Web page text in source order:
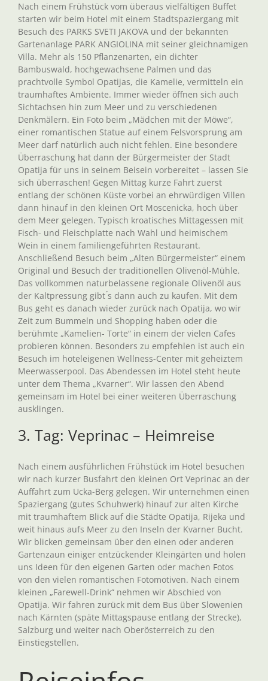
Nach einem Frühstück vom überaus vielfältigen Buffet
starten wir beim Hotel mit einem Stadtspaziergang mit
Besuch des PARKS SVETI JAKOVA und der bekannten
Gartenanlage PARK ANGIOLINA mit seiner gleichnamigen
Villa. Mehr als 150 Pflanzenarten, ein dichter
Bambuswald, hochgewachsene Palmen und das
prachtvolle Symbol Opatijas, die Kamelie, vermitteln ein
traumhaftes Ambiente. Immer wieder öffnen sich auch
Sichtachsen hin zum Meer und zu verschiedenen
Denkmälern. Ein Foto beim „Mädchen mit der Möwe“,
einer romantischen Statue auf einem Felsvorsprung am
Meer darf natürlich auch nicht fehlen. Eine besondere
Überraschung hat dann der Bürgermeister der Stadt
Opatija für uns in seinem Beisein vorbereitet – lassen Sie
sich überraschen! Gegen Mittag kurze Fahrt zuerst
entlang der schönen Küste vorbei an ehrwürdigen Villen
dann hinauf in den kleinen Ort Moscenicka, hoch über
dem Meer gelegen. Typisch kroatisches Mittagessen mit
Fisch- und Fleischplatte nach Wahl und heimischem
Wein in einem familiengeführten Restaurant.
Anschließend Besuch beim „Alten Bürgermeister“ einem
Original und Besuch der traditionellen Olivenöl-Mühle.
Das vollkommen naturbelassene regionale Olivenöl aus
der Kaltpressung gibt ́s dann auch zu kaufen. Mit dem
Bus geht es danach wieder zurück nach Opatija, wo wir
Zeit zum Bummeln und Shopping haben oder die
berühmte „Kamelien- Torte“ in einem der vielen Cafes
probieren können. Besonders zu empfehlen ist auch ein
Besuch im hoteleigenen Wellness-Center mit geheiztem
Meerwasserpool. Das Abendessen im Hotel steht heute
unter dem Thema „Kvarner“. Wir lassen den Abend
gemeinsam im Hotel bei einer weiteren Überraschung
ausklingen.
3. Tag: Veprinac – Heimreise
Nach einem ausführlichen Frühstück im Hotel besuchen
wir nach kurzer Busfahrt den kleinen Ort Veprinac an der
Auffahrt zum Ucka-Berg gelegen. Wir unternehmen einen
Spaziergang (gutes Schuhwerk) hinauf zur alten Kirche
mit traumhaftem Blick auf die Städte Opatija, Rijeka und
weit hinaus aufs Meer zu den Inseln der Kvarner Bucht.
Wir blicken gemeinsam über den einen oder anderen
Gartenzaun einiger entzückender Kleingärten und holen
uns Ideen für den eigenen Garten oder machen Fotos
von den vielen romantischen Fotomotiven. Nach einem
kleinen „Farewell-Drink“ nehmen wir Abschied von
Opatija. Wir fahren zurück mit dem Bus über Slowenien
nach Kärnten (späte Mittagspause entlang der Strecke),
Salzburg und weiter nach Oberösterreich zu den
Einstiegstellen.